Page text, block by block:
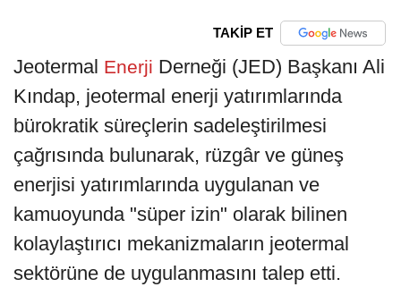
TAKİP ET
Jeotermal Enerji Derneği (JED) Başkanı Ali
Kındap, jeotermal enerji yatırımlarında
bürokratik süreçlerin sadeleştirilmesi
çağrısında bulunarak, rüzgâr ve güneş
enerjisi yatırımlarında uygulanan ve
kamuoyunda "süper izin" olarak bilinen
kolaylaştırıcı mekanizmaların jeotermal
sektörüne de uygulanmasını talep etti.